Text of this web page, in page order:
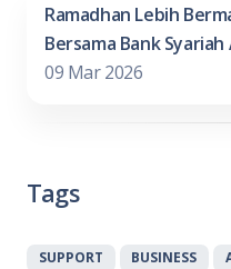
Ramadhan Lebih
Bersama Bank
09 Mar 2026
Tags
SUPPORT BUSINESS